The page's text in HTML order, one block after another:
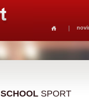
SCHOOL SPORT